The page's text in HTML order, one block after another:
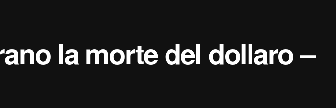
la morte del dollaro –